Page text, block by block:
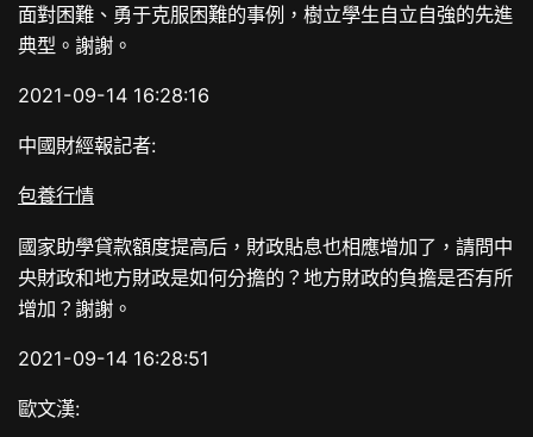
面對困難、勇于克服困難的事例，樹立學生自立自強的先進
典型。謝謝。
2021-09-14 16:28:16
中國財經報記者:
包養行情
國家助學貸款額度提高后，財政貼息也相應增加了，請問中
央財政和地方財政是如何分擔的？地方財政的負擔是否有所
增加？謝謝。
2021-09-14 16:28:51
歐文漢: